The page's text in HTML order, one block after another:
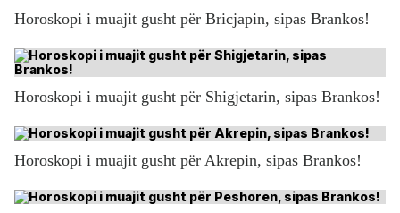
Horoskopi i muajit gusht për Bricjapin, sipas Brankos!
Horoskopi i muajit gusht për Shigjetarin, sipas Brankos!
Horoskopi i muajit gusht për Akrepin, sipas Brankos!